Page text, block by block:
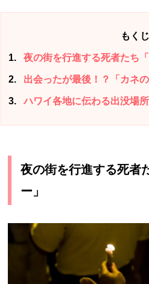
もくじ
1 夜の街を行進する死者たち
2 出会ったが最後！？「カネ
3 ハワイ各地に伝わる出没場所
夜の街を行進する死者
ー」